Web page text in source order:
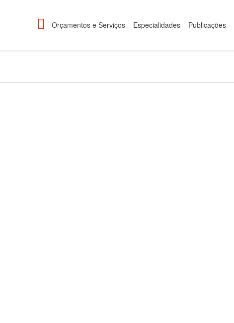
Orçamentos e Serviços Especialidades Publicações